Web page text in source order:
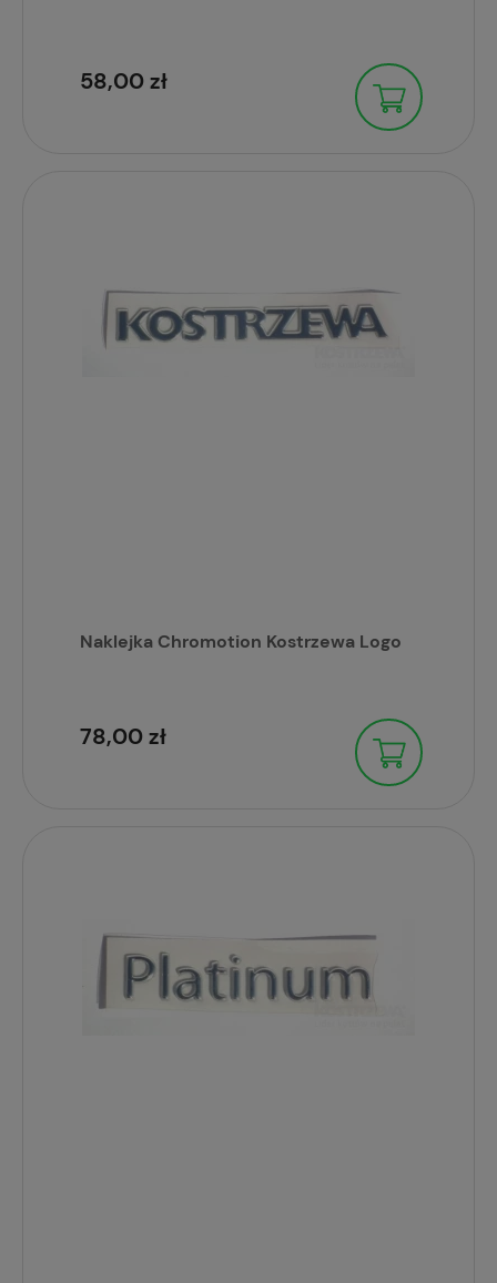
58,00 zł
Naklejka Chromotion Kostrzewa Logo
78,00 zł